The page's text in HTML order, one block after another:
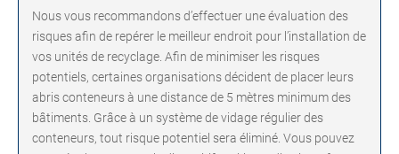
Nous vous recommandons d’effectuer une évaluation des
risques afin de repérer le meilleur endroit pour l’installation de
vos unités de recyclage. Afin de minimiser les risques
potentiels, certaines organisations décident de placer leurs
abris conteneurs à une distance de 5 mètres minimum des
bâtiments. Grâce à un système de vidage régulier des
conteneurs, tout risque potentiel sera éliminé. Vous pouvez